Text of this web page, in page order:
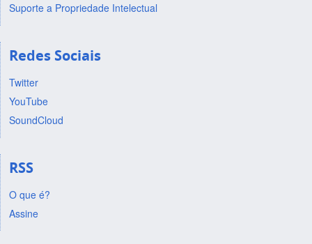
Suporte a Propriedade Intelectual
Redes Sociais
Twitter
YouTube
SoundCloud
RSS
O que é?
Assine